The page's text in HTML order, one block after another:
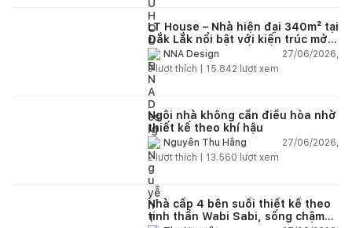
LT House – Nhà hiện đại 340m² tại
Đắk Lắk nổi bật với kiến trúc mở
và hệ sân vườn kết nối thiên
nhiên
NNA Design
27/06/2026,
3lượt thích | 15.842 lượt xem
Ngôi nhà không cần điều hòa nhờ
thiết kế theo khí hậu
Nguyễn Thu Hằng
27/06/2026,
2lượt thích | 13.560 lượt xem
Nhà cấp 4 bên suối thiết kế theo
tinh thần Wabi Sabi, sống chậm